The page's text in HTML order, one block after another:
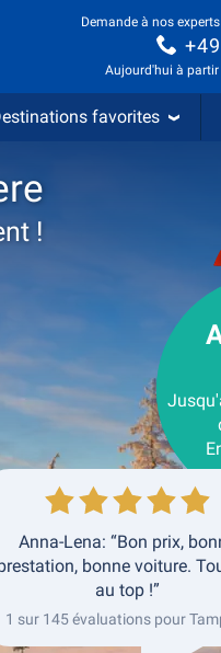
Demande à nos
Aujourd'hui à partir
favorites
!
Anna-Lena: “Bon prix,
bonne voiture.
au top !”
1 sur 145 évaluations pour